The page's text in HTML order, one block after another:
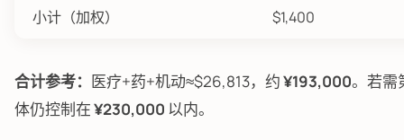
小计（加权） $1,400
合计参考： 医疗+药+机动≈$26,813，约¥193,000。若需
体仍控制在¥230,000 以内。